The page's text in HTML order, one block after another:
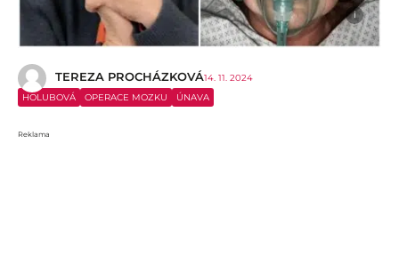
i
TEREZA PROCHÁZKOVÁ14. 11. 2024
HOLUBOVÁ
OPERACE MOZKU ÚNAVA
Reklama